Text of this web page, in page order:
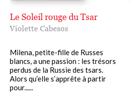
Le Soleil rouge du Tsar
Violette Cabesos
Milena, petite-fille de Russes
blancs, a une passion : les trésors
perdus de la Russie des tsars.
Alors qu’elle s’apprête à partir
pour......